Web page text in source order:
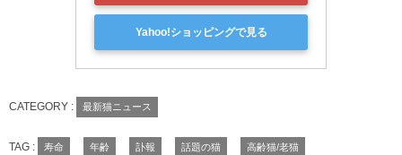
Yahoo!ショッピングで見る
CATEGORY : 最新猫ニュース
TAG : 寿命 年齢 訃報 話題の猫 高齢猫/老猫